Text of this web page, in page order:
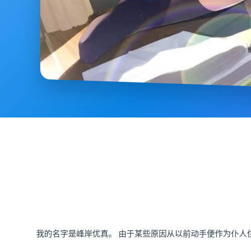
我的名字是峰岸优真。 由于某些原因从以前动手便作为仆